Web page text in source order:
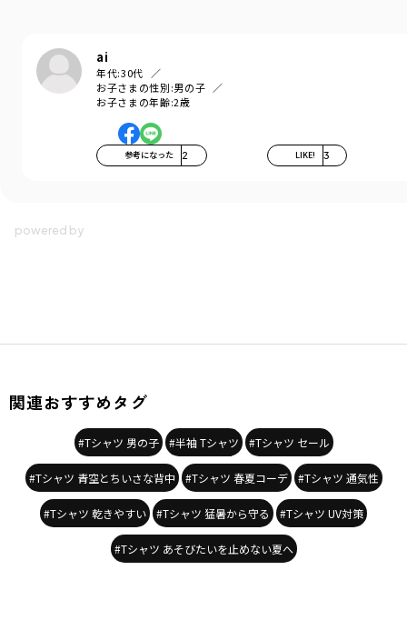
ai
年代:30代
お子さまの性別:男の子
お子さまの年齢:2歳
参考になった 2 LIKE! 3
関連おすすめタグ
#Tシャツ 男の子 #半袖 Tシャツ #Tシャツ セール
#Tシャツ 青空とちいさな背中 #Tシャツ 春夏コーデ #Tシャツ 通気性
#Tシャツ 乾きやすい #Tシャツ 猛暑から守る #Tシャツ UV対策
#Tシャツ あそびたいを止めない夏へ